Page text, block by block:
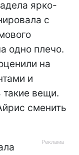
ярко-
с
одно плечо.
на
и
такие вещи.
сменить